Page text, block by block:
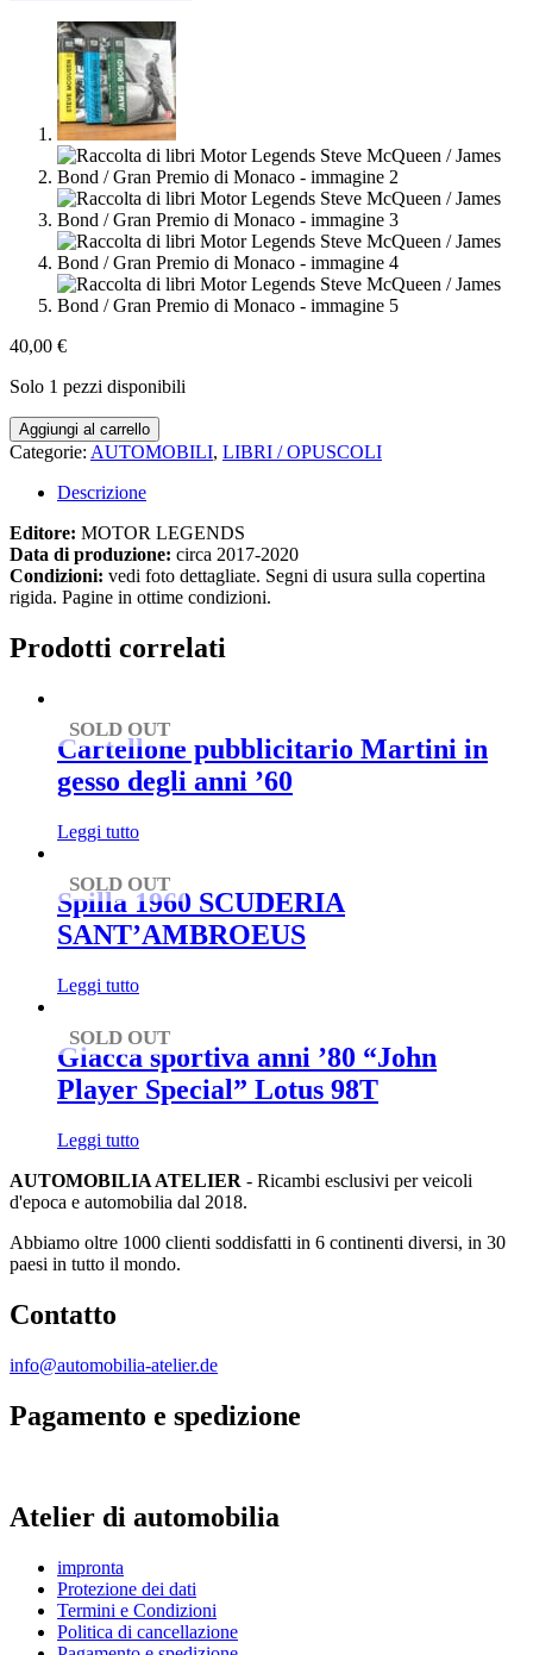
40,00 €
Solo 1 pezzi disponibili
Raccolta
di
Motor
Steve
McQueen
/
James
/
Gran
quantità
Aggiungi al carrello
Categorie: AUTOMOBILI, LIBRI / OPUSCOLI
Descrizione
Editore: MOTOR LEGENDS
Data di produzione: circa 2017-2020
Condizioni: vedi foto dettagliate. Segni di usura sulla copertina
rigida. Pagine in ottime condizioni.
Prodotti correlati
SOLD OUT
Cartellone pubblicitario Martini in
gesso degli anni ’60
Leggi tutto
SOLD OUT
Spilla 1960 SCUDERIA
SANT’AMBROEUS
Leggi tutto
SOLD OUT
Giacca sportiva anni ’80 “John
Player Special” Lotus 98T
Leggi tutto
AUTOMOBILIA ATELIER - Ricambi esclusivi per veicoli
d'epoca e automobilia dal 2018.
Abbiamo oltre 1000 clienti soddisfatti in 6 continenti diversi, in 30
paesi in tutto il mondo.
Contatto
info@automobilia-atelier.de
Pagamento e spedizione
Atelier di automobilia
impronta
Protezione dei dati
Termini e Condizioni
Politica di cancellazione